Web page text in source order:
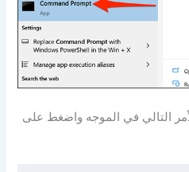
التالي في الموجه واضغط على